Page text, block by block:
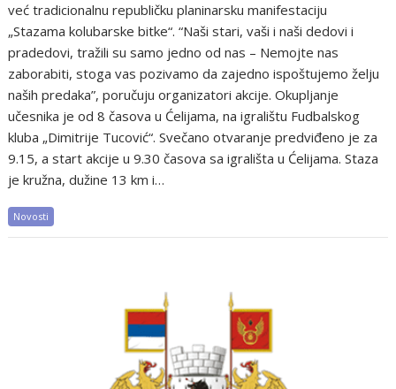
već tradicionalnu republičku planinarsku manifestaciju
„Stazama kolubarske bitke“. “Naši stari, vaši i naši dedovi i
pradedovi, tražili su samo jedno od nas – Nemojte nas
zaborabiti, stoga vas pozivamo da zajedno ispoštujemo želju
naših predaka”, poručuju organizatori akcije. Okupljanje
učesnika je od 8 časova u Ćelijama, na igralištu Fudbalskog
kluba „Dimitrije Tucović“. Svečano otvaranje predviđeno je za
9.15, a start akcije u 9.30 časova sa igrališta u Ćelijama. Staza
je kružna, dužine 13 km i…
Novosti